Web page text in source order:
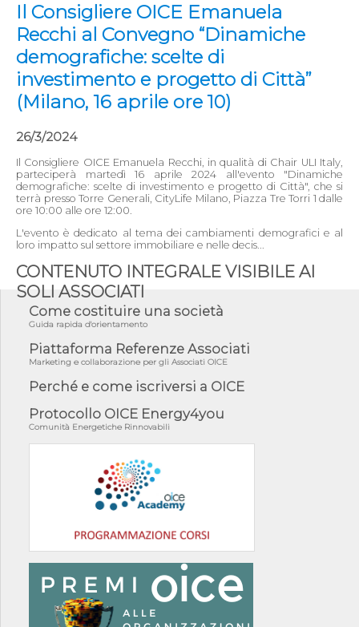
Il Consigliere OICE Emanuela
Recchi al Convegno “Dinamiche
demografiche: scelte di
investimento e progetto di Città”
(Milano, 16 aprile ore 10)
26/3/2024
Il Consigliere OICE Emanuela Recchi, in qualità di Chair ULI Italy,
parteciperà martedì 16 aprile 2024 all'evento "Dinamiche
demografiche: scelte di investimento e progetto di Città", che si
terrà presso Torre Generali, CityLife Milano, Piazza Tre Torri 1 dalle
ore 10:00 alle ore 12:00.
L'evento è dedicato al tema dei cambiamenti demografici e al
loro impatto sul settore immobiliare e nelle decis...
CONTENUTO INTEGRALE VISIBILE AI
SOLI ASSOCIATI
Come costituire una società
Guida rapida d'orientamento
Piattaforma Referenze Associati
Marketing e collaborazione per gli Associati OICE
Perché e come iscriversi a OICE
Protocollo OICE Energy4you
Comunità Energetiche Rinnovabili